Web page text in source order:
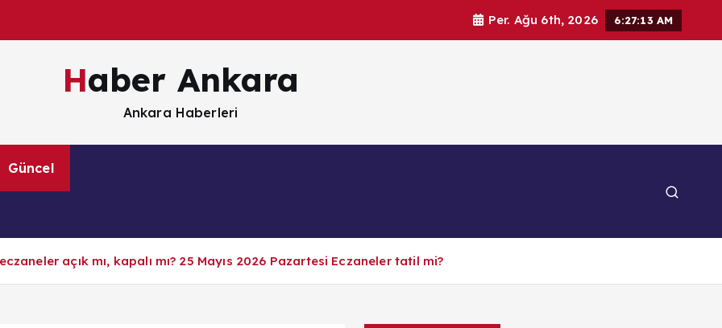
Per. Ağu 6th, 2026 6:27:14 AM
Haber Ankara
Ankara Haberleri
Güncel
açık mı, kapalı mı? 25 Mayıs 2026 Pazartesi Eczaneler tatil mi?